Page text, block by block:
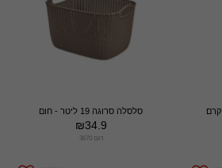
סלסלה סרוגה 19 ליטר - חום
₪34.9
דגם 3670